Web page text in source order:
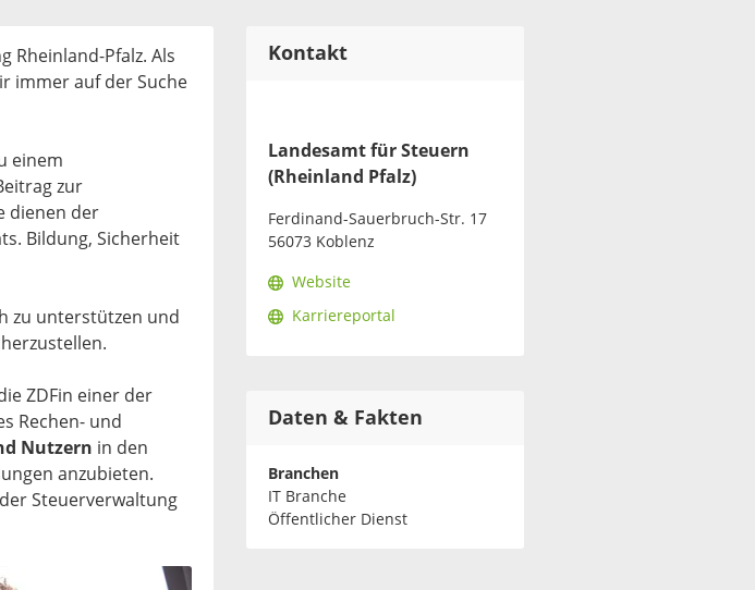
Rheinland-Pfalz. Als
immer auf der Suche
einem
zur
dienen der
Bildung, Sicherheit
zu unterstützen und
ZDFin einer der
Rechen- und
Nutzern in den
anzubieten.
Steuerverwaltung
Kontakt
Landesamt für Steuern
(Rheinland Pfalz)
Ferdinand-Sauerbruch-Str. 17
56073 Koblenz
Website
Karriereportal
Daten & Fakten
Branchen
IT Branche
Öffentlicher Dienst